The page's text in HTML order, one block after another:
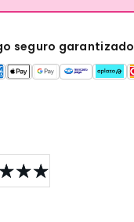
seguro garantizado